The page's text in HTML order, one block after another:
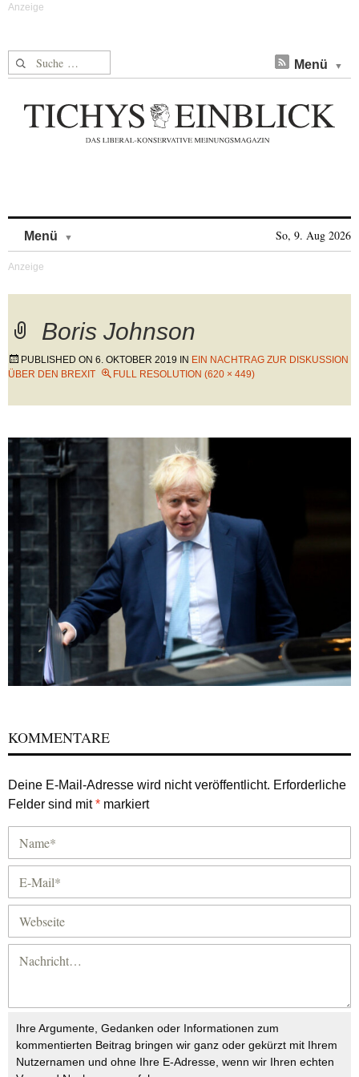
Suche nach: Menü
Menü So, 9. Aug 2026
Boris Johnson
PUBLISHED ON 6. OKTOBER 2019 IN EIN NACHTRAG ZUR DISKUSSION
ÜBER DEN BREXIT
FULL RESOLUTION (620 × 449)
KOMMENTARE
Deine E-Mail-Adresse wird nicht veröffentlicht. Erforderliche
Felder sind mit* markiert
Ihre Argumente, Gedanken oder Informationen zum
kommentierten Beitrag bringen wir ganz oder gekürzt mit Ihrem
Nutzernamen und ohne Ihre E-Adresse, wenn wir Ihren echten